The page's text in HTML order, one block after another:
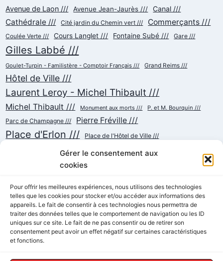
Gérer le consentement aux
cookies
Pour offrir les meilleures expériences, nous utilisons des technologies
telles que les cookies pour stocker et/ou accéder aux informations des
appareils. Le fait de consentir à ces technologies nous permettra de
traiter des données telles que le comportement de navigation ou les ID
uniques sur ce site. Le fait de ne pas consentir ou de retirer son
consentement peut avoir un effet négatif sur certaines caractéristiques
et fonctions.
Avenue de Laon /// Avenue Jean-Jaurès /// Canal ///
Cathédrale /// Cité jardin du Chemin vert /// Commerçants ///
Coulée Verte /// Cours Langlet /// Fontaine Subé /// Gare ///
Gilles Labbé ///
Goulet-Turpin - Familistère - Comptoir Français /// Grand Reims ///
Hôtel de Ville ///
Laurent Leroy - Michel Thibault ///
Michel Thibault /// Monument aux morts /// P. et M. Bourquin ///
Parc de Champagne /// Pierre Fréville ///
Place d'Erlon /// Place de l'Hôtel de Ville ///
Place de la République /// Place du Cardinal Luçon ///
Place du Forum/des Marchés ///
Rue Buirette /// Rue Carnot /// Rue Chanzy /// Rue Colbert ///
Rue Cérès /// Rue de l'Etape /// Rue de Mars /// Rue de Talleyrand ///
Rue de Vesle /// Rue Thiers /// Succursalisme /// Tramway ///
École ///